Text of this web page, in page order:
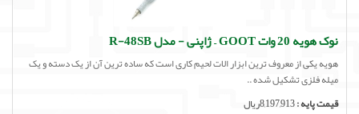
نوک هویه 20 وات GOOT – ژاپنی - مدل R-48SB
هویه یکی از معروف ترین ابزار الات لحیم کاری است که ساده ترین آن از یک دسته و یک
میله فلزی تشکیل شده ..
قیمت پایه :8,197,913ریال